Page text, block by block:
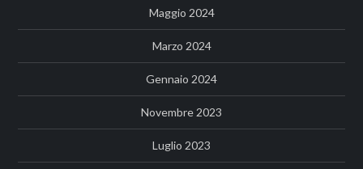
Maggio 2024
Marzo 2024
Gennaio 2024
Novembre 2023
Luglio 2023